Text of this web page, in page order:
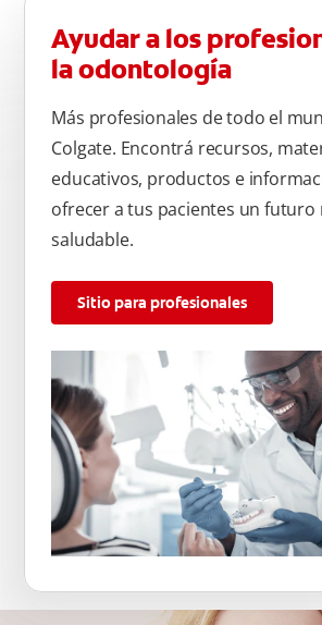
Ayudar a los
la odontología
Más profesionales de todo el
Colgate. Encontrá recursos,
educativos, productos e
ofrecer a tus pacientes un futuro
saludable.
Sitio para profesionales